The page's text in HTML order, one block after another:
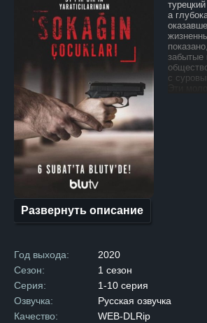
а
забытые
с
которые
Развернуть описание
Год выхода:
2020
Сезон:
1 сезон
Серия:
1-10 серия
Озвучка:
Русская озвучка
Качество:
WEB-DLRip